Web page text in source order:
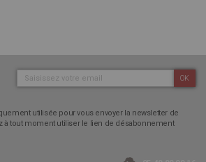
OK
utilisée pour vous envoyer la newsletter de
à tout moment utiliser le lien de désabonnement